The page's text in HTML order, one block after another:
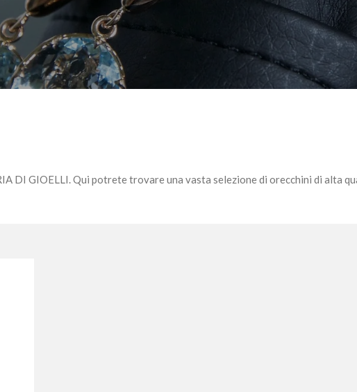
DI GIOELLI. Qui potrete trovare una vasta selezione di orecchini di alta